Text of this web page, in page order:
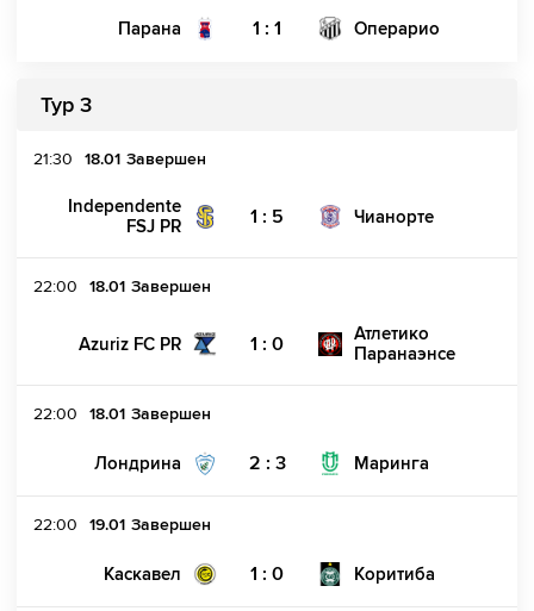
Парана 1 : 1 Операрио
Тур 3
21:30 18.01 Завершен
Independente
FSJ PR
1 : 5 Чианорте
22:00 18.01 Завершен
Azuriz FC PR 1 : 0
Атлетико
Паранаэнсе
22:00 18.01 Завершен
Лондрина 2 : 3 Маринга
22:00 19.01 Завершен
Каскавел 1 : 0 Коритиба